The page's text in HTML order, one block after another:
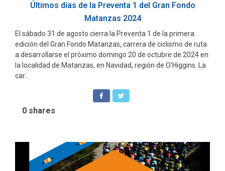
Últimos días de la Preventa 1 del Gran Fondo
Matanzas 2024
El sábado 31 de agosto cierra la Preventa 1 de la primera
edición del Gran Fondo Matanzas, carrera de ciclismo de ruta
a desarrollarse el próximo domingo 20 de octubre de 2024 en
la localidad de Matanzas, en Navidad, región de O’Higgins. La
car...
0 shares